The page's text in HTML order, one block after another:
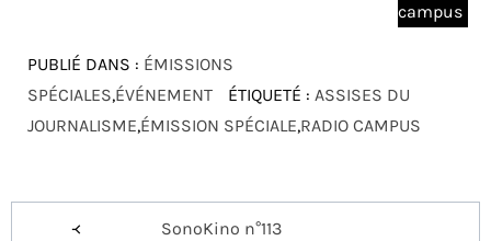
campus
PUBLIÉ DANS : ÉMISSIONS
SPÉCIALES,ÉVÉNEMENT ÉTIQUETÉ : ASSISES DU
JOURNALISME,ÉMISSION SPÉCIALE,RADIO CAMPUS
NavigationSonoKino n°113